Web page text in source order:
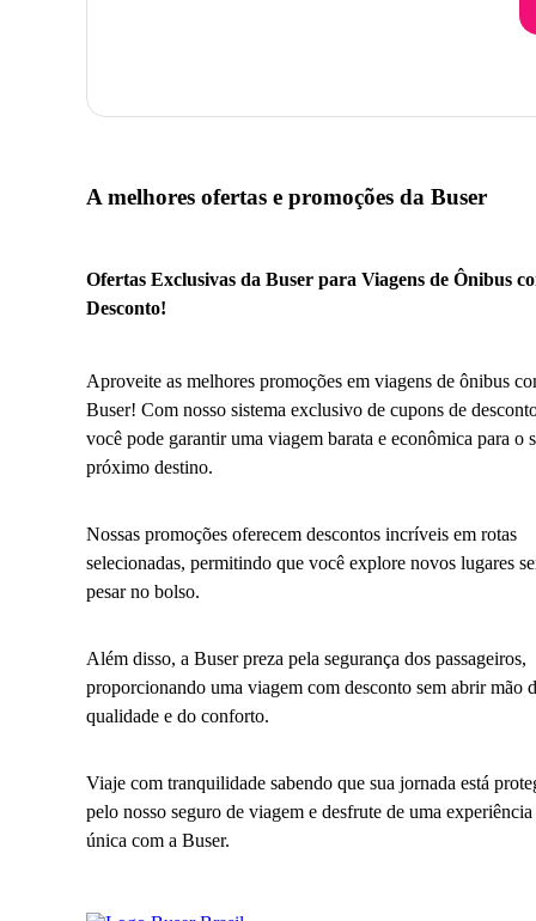
A melhores ofertas e promoções da Buser
Ofertas Exclusivas da Buser para Viagens de Ônibus
Desconto!
Aproveite as melhores promoções em viagens de ônibus
Buser! Com nosso sistema exclusivo de cupons de
você pode garantir uma viagem barata e econômica para o
próximo destino.
Nossas promoções oferecem descontos incríveis em rotas
selecionadas, permitindo que você explore novos lugares
pesar no bolso.
Além disso, a Buser preza pela segurança dos passageiros,
proporcionando uma viagem com desconto sem abrir mão
qualidade e do conforto.
Viaje com tranquilidade sabendo que sua jornada está
pelo nosso seguro de viagem e desfrute de uma experiência
única com a Buser.